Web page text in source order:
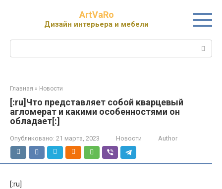
ArtVaRo
Дизайн интерьера и мебели
Главная » Новости
[:ru]Что представляет собой кварцевый
агломерат и какими особенностями он
обладает[:]
Опубликовано: 21 марта, 2023 Новости Author
[:ru]